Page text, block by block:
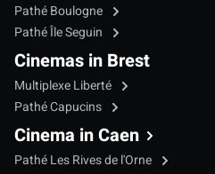
Pathé Boulogne
Pathé Île Seguin
Cinemas in Brest
Multiplexe Liberté
Pathé Capucins
Cinema in Caen
Pathé Les Rives de l'Orne